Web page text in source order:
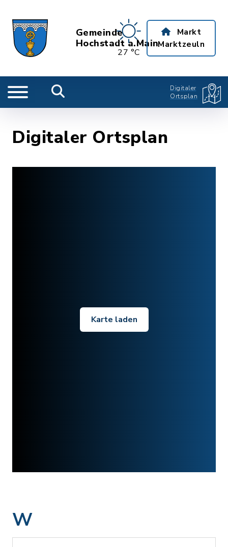
Gemeinde
Hochstadt a.Main
27 °C
Markt
Marktzeuln
Digitaler
Ortsplan
Digitaler Ortsplan
Karte laden
W